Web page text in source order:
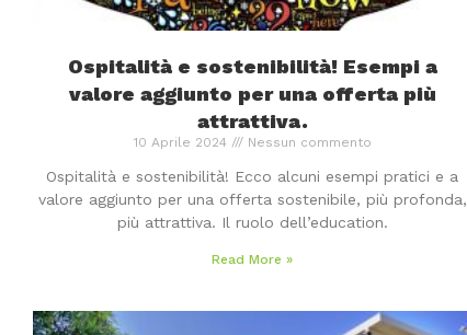
Ospitalità e sostenibilità! Esempi a
valore aggiunto per una offerta più
attrattiva.
10 Aprile 2024 Nessun commento
Ospitalità e sostenibilità! Ecco alcuni esempi pratici e a
valore aggiunto per una offerta sostenibile, più profonda,
più attrattiva. Il ruolo dell’education.
Read More »